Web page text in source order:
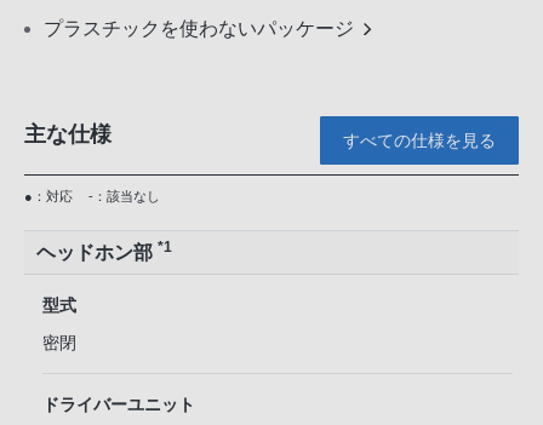
プラスチックを使わないパッケージ
主な仕様 すべての仕様を見る
●：対応 -：該当なし
ヘッドホン部 *1
型式
密閉
ドライバーユニット